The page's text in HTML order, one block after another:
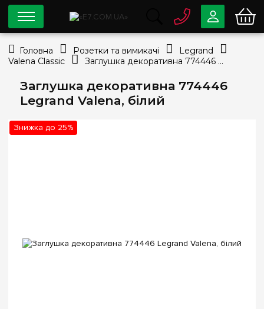
Заглушка декоративна 774446
Legrand Valena, білий
Знижка до 25%
0 80033-63-07
Безкоштовно
info@e7.com.ua
044334-79-78
Viber
Головна Розетки та вимикачі
Legrand
Valena Classic
Заглушка декоративна 774446 Legrand Valena, білий